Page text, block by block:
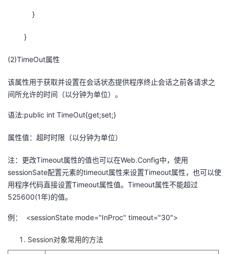
}
}
(2)TimeOut属性
该属性用于获取并设置在会话状态提供程序终止会话之前各请求之
间所允许的时间（以分钟为单位）。
语法:public int TimeOut{get;set;}
属性值：超时时限（以分钟为单位）
注：更改Timeout属性的值也可以在Web.Config中，使用
sessionSate配置元素的timeout属性来设置Timeout属性，也可以使
用程序代码直接设置Timeout属性值。Timeout属性不能超过
525600(1年)的值。
例： <sessionState mode="InProc" timeout="30">
Session对象常用的方法